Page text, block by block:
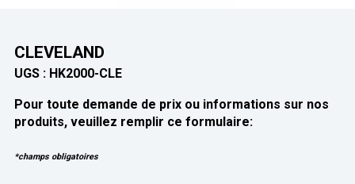
CLEVELAND
UGS : HK2000-CLE
Pour toute demande de prix ou informations sur nos
produits, veuillez remplir ce formulaire:
*champs obligatoires